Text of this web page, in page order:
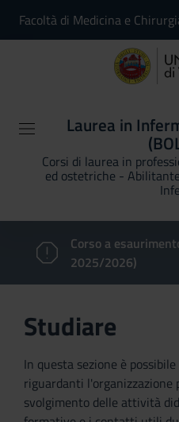
Facoltà di Medicina e
Laurea in
Corsi di laurea in
ed ostetriche -
Corso a
2025/2026)
Studiare
In questa sezione è
riguardanti l'organizzazione
svolgimento delle attività